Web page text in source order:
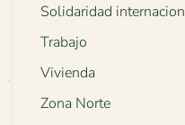
Solidaridad
Trabajo
Vivienda
Zona Norte